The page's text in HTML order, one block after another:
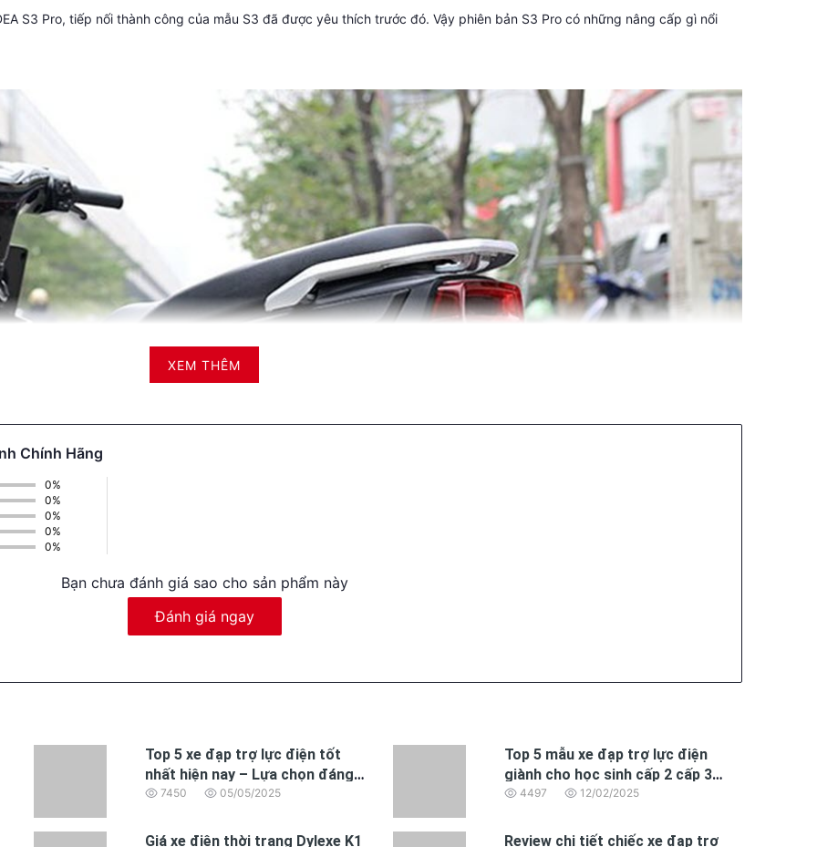
S3 Pro, tiếp nối thành công của mẫu S3 đã được yêu thích trước đó. Vậy phiên bản S3 Pro có những nâng cấp gì nổi
XEM THÊM
Chính Hãng
0%
0%
0%
0%
0%
Bạn chưa đánh giá sao cho sản phẩm này
Đánh giá ngay
Top 5 xe đạp trợ lực điện tốt
nhất hiện nay – Lựa chọn đáng
mua năm 2025
7450 05/05/2025
Top 5 mẫu xe đạp trợ lực điện
giành cho học sinh cấp 2 cấp 3
đáng mua nhất 2025
4497 12/02/2025
Giá xe điện thời trang Dylexe K1
Review chi tiết chiếc xe đạp trợ